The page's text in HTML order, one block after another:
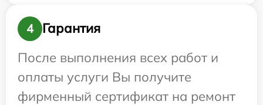
4
Гарантия
После выполнения всех работ и
оплаты услуги Вы получите
фирменный сертификат на ремонт